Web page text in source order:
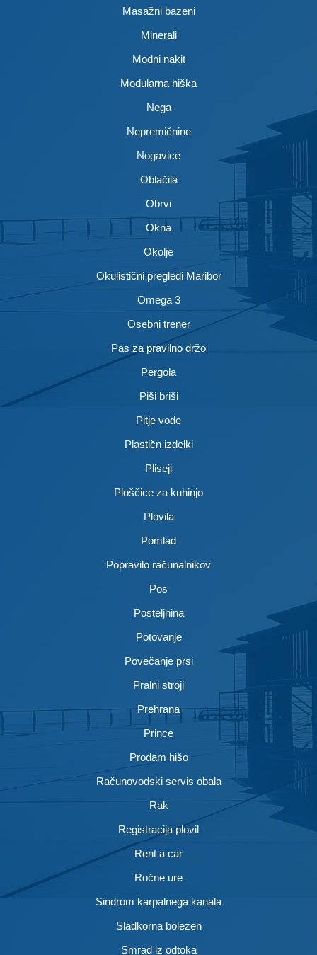
Masažni bazeni
Minerali
Modni nakit
Modularna hiška
Nega
Nepremičnine
Nogavice
Oblačila
Obrvi
Okna
Okolje
Okulistični pregledi Maribor
Omega 3
Osebni trener
Pas za pravilno držo
Pergola
Piši briši
Pitje vode
Plastičn izdelki
Pliseji
Ploščice za kuhinjo
Plovila
Pomlad
Popravilo računalnikov
Pos
Posteljnina
Potovanje
Povečanje prsi
Pralni stroji
Prehrana
Prince
Prodam hišo
Računovodski servis obala
Rak
Registracija plovil
Rent a car
Ročne ure
Sindrom karpalnega kanala
Sladkorna bolezen
Smrad iz odtoka